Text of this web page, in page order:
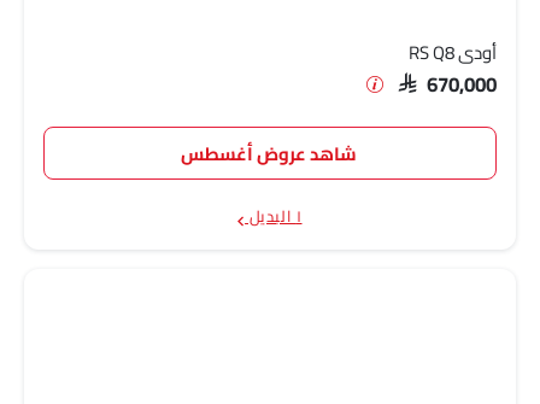
أودي RS Q8
SAR 670,000
شاهد عروض أغسطس
١ البديل